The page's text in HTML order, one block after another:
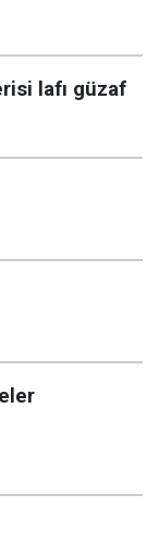
lafı güzaf